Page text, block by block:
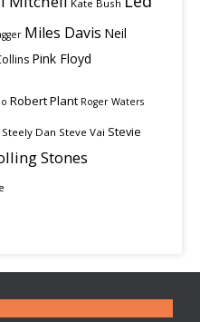
Kate Bush
Miles Davis Neil
Pink Floyd
Robert Plant Roger Waters
Steely Dan Steve Vai Stevie
Stones